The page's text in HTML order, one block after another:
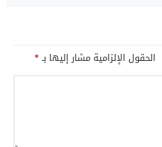
الحقول الإلزامية مشار إليها بـ*